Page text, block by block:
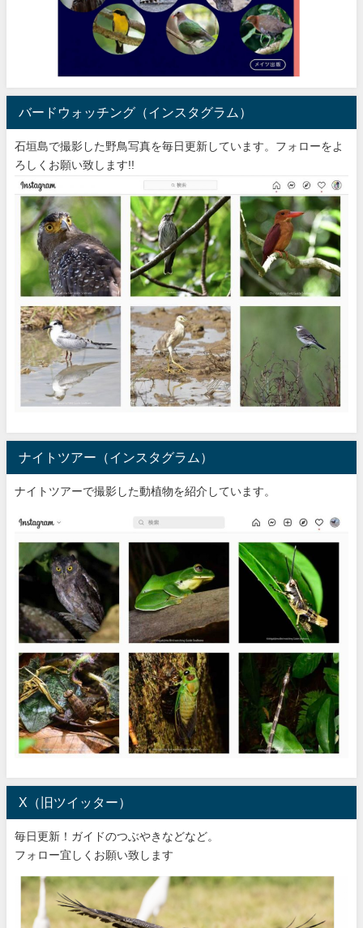
バードウォッチング（インスタグラム）
石垣島で撮影した野鳥写真を毎日更新しています。フォローをよ
ろしくお願い致します!!
ナイトツアー（インスタグラム）
ナイトツアーで撮影した動植物を紹介しています。
X（旧ツイッター）
毎日更新！ガイドのつぶやきなどなど。
フォロー宜しくお願い致します